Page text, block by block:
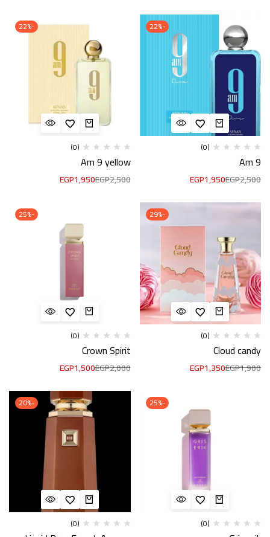
-22%
(0)
Am 9
EGP2,500
EGP1,950
-22%
(0)
Am 9 yellow
EGP2,500
EGP1,950
-29%
(0)
Cloud candy
EGP1,900
EGP1,350
-25%
(0)
Crown Spirit
EGP2,000
EGP1,500
-25%
(0)
-20%
(0)